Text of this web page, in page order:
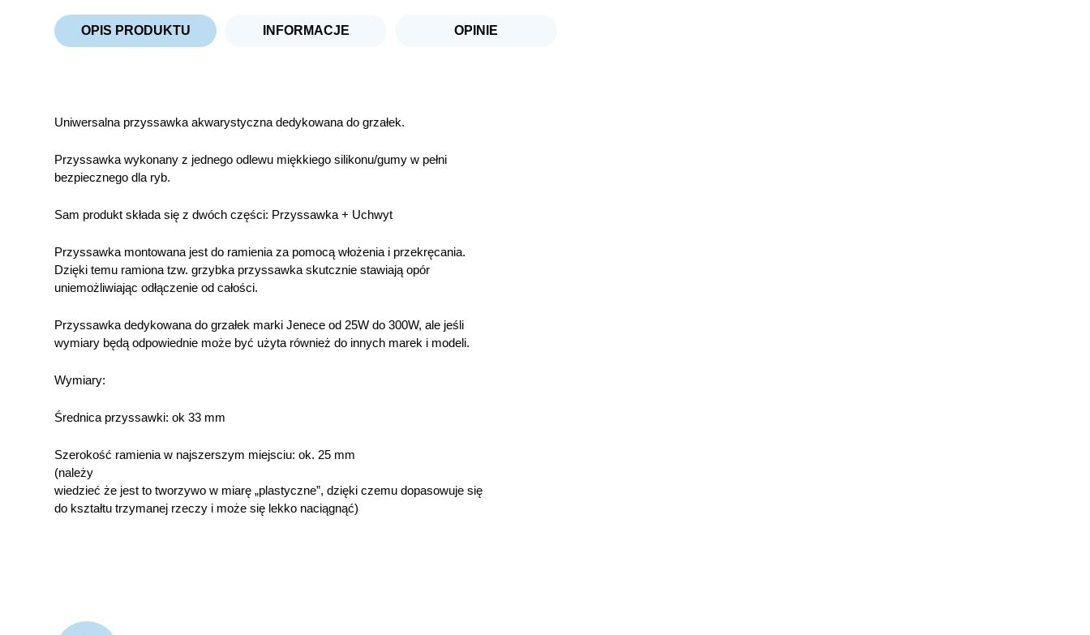
OPIS PRODUKTU INFORMACJE OPINIE
Uniwersalna przyssawka akwarystyczna dedykowana do grzałek.
Przyssawka wykonany z jednego odlewu miękkiego silikonu/gumy w pełni
bezpiecznego dla ryb.
Sam produkt składa się z dwóch części: Przyssawka + Uchwyt
Przyssawka montowana jest do ramienia za pomocą włożenia i przekręcania.
Dzięki temu ramiona tzw. grzybka przyssawka skutcznie stawiają opór
uniemożliwiając odłączenie od całości.
Przyssawka dedykowana do grzałek marki Jenece od 25W do 300W, ale jeśli
wymiary będą odpowiednie może być użyta również do innych marek i modeli.
Wymiary:
Średnica przyssawki: ok 33 mm
Szerokość ramienia w najszerszym miejsciu: ok. 25 mm
(należy
wiedzieć że jest to tworzywo w miarę „plastyczne”, dzięki czemu dopasowuje się
do kształtu trzymanej rzeczy i może się lekko naciągnąć)